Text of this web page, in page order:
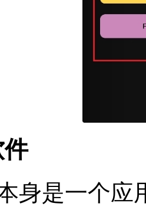
身是一个应